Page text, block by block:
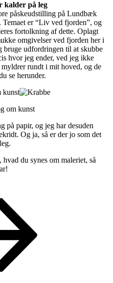
kalder på leg
påskeudstilling på Lundbæk
er “Liv ved fjorden”, og
fortolkning af dette. Oplagt
omgivelser ved fjorden her i
bruge udfordringen til at skubbe
hvor jeg ender, ved jeg ikke
rundt i mit hoved, og de
se herunder.
på papir, og jeg har desuden
Og ja, så er der jo som det
hvad du synes om maleriet, så